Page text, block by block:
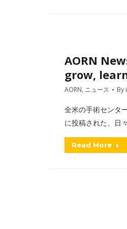
AORN
grow,
AORN, ニュース By
全米の手術センタ
に投稿された、日
Read More